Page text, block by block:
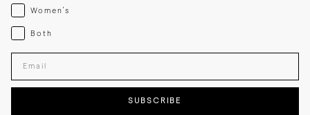
Womenswear
Women's
Both
Both
Enter your email adress
SUBSCRIBE